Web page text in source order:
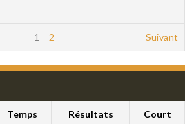
1 2 Suivant
Temps Résultats Court